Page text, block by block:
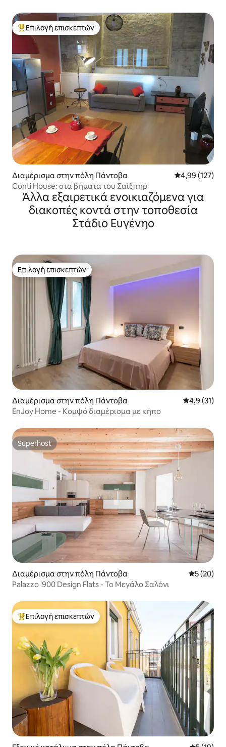
Κορυφαία επιλογή επισκεπτών
Επιλογή επισκεπτών
Διαμέρισμα στην πόλη Πάντοβα Μέση
4,99 (127)
Conti House: στα βήματα του Σαίξπηρ
Άλλα εξαιρετικά ενοικιαζόμενα για
διακοπές κοντά στην τοποθεσία
Στάδιο Ευγένηο
Επιλογή επισκεπτών
Επιλογή επισκεπτών
Διαμέρισμα στην πόλη Πάντοβα Μέση
4,9 (31)
EnJoy Home - Κομψό διαμέρισμα με κήπο
Superhost
Superhost
Διαμέρισμα στην πόλη Πάντοβα Μέση
5 (20)
Palazzo '900 Design Flats - Το Μεγάλο Σαλόνι
Κορυφαία επιλογή επισκεπτών
Επιλογή επισκεπτών